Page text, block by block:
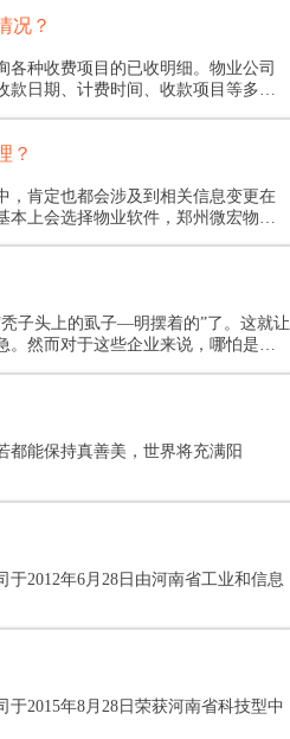
任。
况？
种收费项目的已收明细。物业公司
款日期、计费时间、收款项目等多种
？
，肯定也都会涉及到相关信息变更在
上会选择物业软件，郑州微宏物业
子头上的虱子—明摆着的”了。这就让
。然而对于这些企业来说，哪怕是每
件下，作为物业软件的研发人员，
严峻的形势下，“扩疆”要先“守土”。
都能保持真善美，世界将充满阳
2012年6月28日由河南省工业和信息
2015年8月28日荣获河南省科技型中